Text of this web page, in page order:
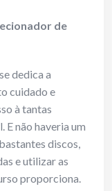
de
dedica a
cuidado e
à tantas
E não haveria um
discos,
e utilizar as
proporciona.